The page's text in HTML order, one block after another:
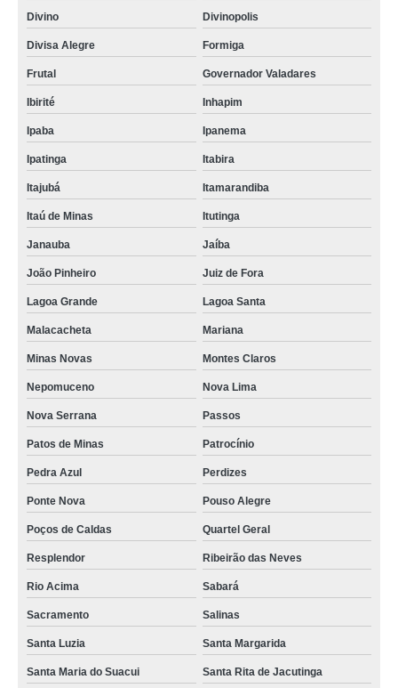
Divino Divinopolis
Divisa Alegre Formiga
Frutal Governador Valadares
Ibirité Inhapim
Ipaba Ipanema
Ipatinga Itabira
Itajubá Itamarandiba
Itaú de Minas Itutinga
Janauba Jaíba
João Pinheiro Juiz de Fora
Lagoa Grande Lagoa Santa
Malacacheta Mariana
Minas Novas Montes Claros
Nepomuceno Nova Lima
Nova Serrana Passos
Patos de Minas Patrocínio
Pedra Azul Perdizes
Ponte Nova Pouso Alegre
Poços de Caldas Quartel Geral
Resplendor Ribeirão das Neves
Rio Acima Sabará
Sacramento Salinas
Santa Luzia Santa Margarida
Santa Maria do Suacui Santa Rita de Jacutinga